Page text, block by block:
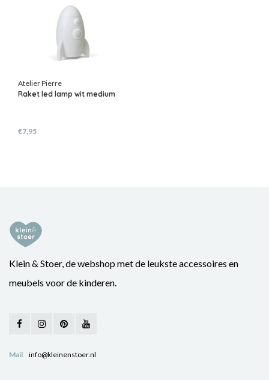
Atelier Pierre
Raket led lamp wit medium
€7,95
Klein & Stoer, de webshop met de leukste accessoires en
meubels voor de kinderen.
Mail info@kleinenstoer.nl